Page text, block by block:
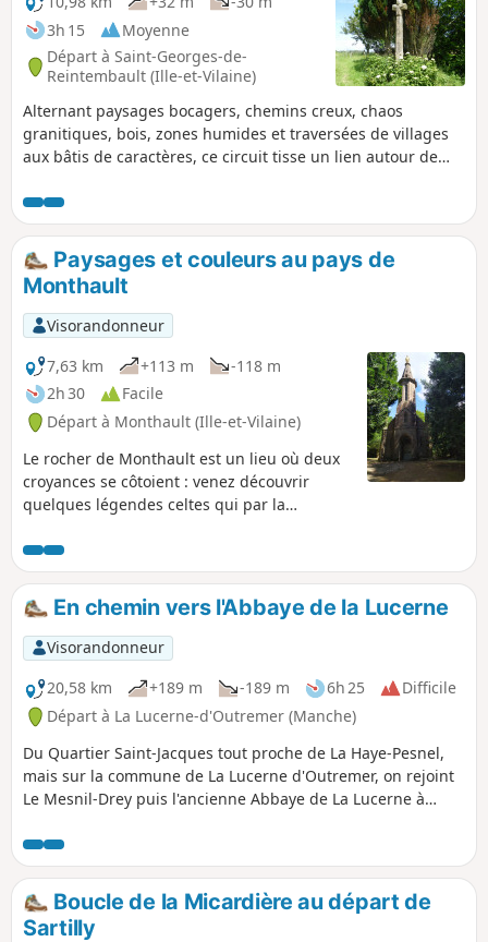
3h 15
Moyenne
Départ à Saint-Georges-de-
Reintembault (Ille-et-Vilaine)
Alternant paysages bocagers, chemins creux, chaos
granitiques, bois, zones humides et traversées de villages
aux bâtis de caractères, ce circuit tisse un lien autour de
terres et l'exploitation agricole d'aujourd'hui. Des panneaux
d'interprétations jalonnent ce circuit.
Paysages et couleurs au pays de
Monthault
Visorandonneur
7,63 km
+113 m
-118 m
2h 30
Facile
Départ à Monthault (Ille-et-Vilaine)
Le rocher de Monthault est un lieu où deux
croyances se côtoient : venez découvrir
quelques légendes celtes qui par la
traverser les siècles avec comme voisine la
Chapelle Notre-Dame ultime étape d'un
chemin de croix à travers bois.
En chemin vers l'Abbaye de la Lucerne
Visorandonneur
20,58 km
+189 m -189 m 6h 25
Difficile
Départ à La Lucerne-d'Outremer (Manche)
Du Quartier Saint-Jacques tout proche de La Haye-Pesnel,
mais sur la commune de La Lucerne d'Outremer, on rejoint
Le Mesnil-Drey puis l'ancienne Abbaye de La Lucerne à
bocage de La Rochelle-Normande, on retrouve le parking
du Pelotin sur l'emplacement de l'ancienne gare.
Boucle de la Micardière au départ de
Sartilly